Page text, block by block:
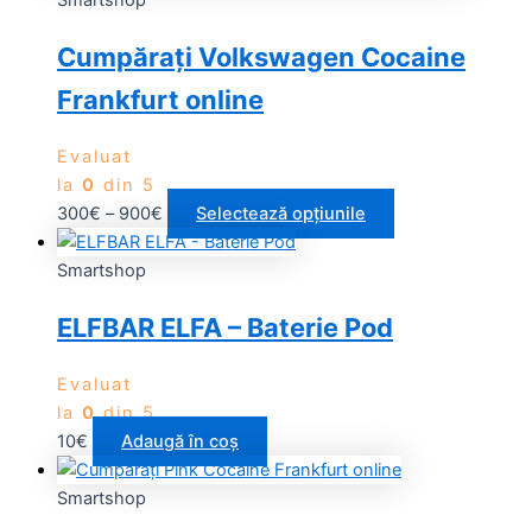
Cumpărați Volkswagen Cocaine
Frankfurt online
Evaluat
la 0 din 5
300€ – 900€ Selectează opțiunile
Smartshop
ELFBAR ELFA – Baterie Pod
Evaluat
la 0din 5
10€ Adaugă în coș
Smartshop